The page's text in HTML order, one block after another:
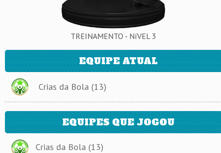
TREINAMENTO - NíVEL 3
EQUIPE ATUAL
Crias da Bola (13)
EQUIPES QUE JOGOU
Crias da Bola (13)